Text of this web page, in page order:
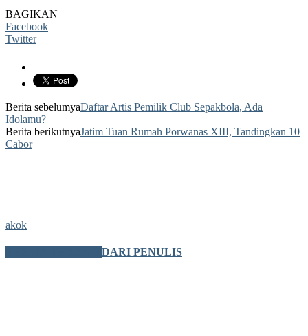
BAGIKAN
Facebook
Twitter
Berita sebelumyaDaftar Artis Pemilik Club Sepakbola, Ada
Idolamu?
Berita berikutnyaJatim Tuan Rumah Porwanas XIII, Tandingkan 10
Cabor
akok
DARI PENULIS